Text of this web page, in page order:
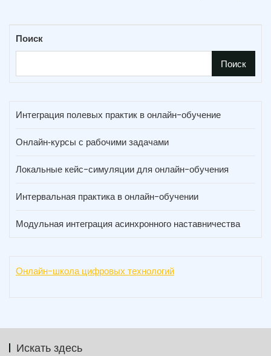
Поиск
Поиск
Интеграция полевых практик в онлайн-обучение
Онлайн‑курсы с рабочими задачами
Локальные кейс-симуляции для онлайн-обучения
Интервальная практика в онлайн-обучении
Модульная интеграция асинхронного наставничества
Онлайн-школа цифровых технологий
Искать здесь